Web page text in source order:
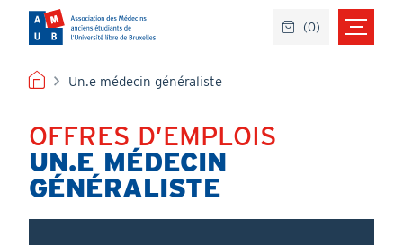
contenu
principal
FIL
Un.e médecin généraliste
Titre
OFFRES D’EMPLOIS
UN.E MÉDECIN
GÉNÉRALISTE
(0)